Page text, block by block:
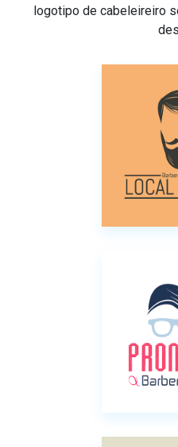
logotipo de cabeleireiro